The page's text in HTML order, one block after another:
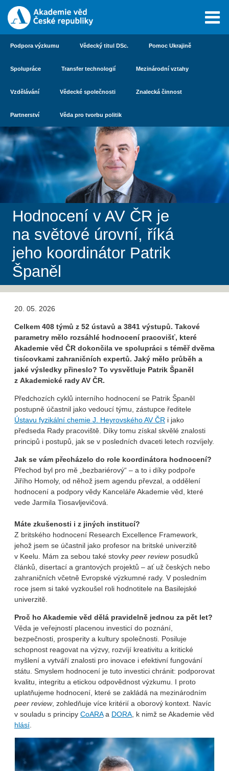
Podpora výzkumu Vědecký titul DSc. Pomoc Ukrajině
Spolupráce Transfer technologií Mezinárodní vztahy
Vzdělávání Vědecké společnosti Znalecká činnost
Partnerství Věda pro tvorbu politik
Hodnocení v AV ČR je
na světové úrovní, říká
jeho koordinátor Patrik
Španěl
20. 05. 2026
Celkem 408 týmů z 52 ústavů a 3841 výstupů. Takové
parametry mělo rozsáhlé hodnocení pracovišť, které
Akademie věd ČR dokončila ve spolupráci s téměř dvěma
tisícovkami zahraničních expertů. Jaký mělo průběh a
jaké výsledky přineslo? To vysvětluje Patrik Španěl
z Akademické rady AV ČR.
Předchozích cyklů interního hodnocení se Patrik Španěl
postupně účastnil jako vedoucí týmu, zástupce ředitele
Ústavu fyzikální chemie J. Heyrovského AV ČR i jako
předseda Rady pracoviště. Díky tomu získal skvělé znalosti
principů i postupů, jak se v posledních dvaceti letech rozvíjely.
Jak se vám přecházelo do role koordinátora hodnocení?
Přechod byl pro mě „bezbariérový“ – a to i díky podpoře
Jiřího Homoly, od něhož jsem agendu převzal, a oddělení
hodnocení a podpory vědy Kanceláře Akademie věd, které
vede Jarmila Tiosavljevičová.
Máte zkušenosti i z jiných institucí?
Z britského hodnocení Research Excellence Framework,
jehož jsem se účastnil jako profesor na britské univerzitě
v Keelu. Mám za sebou také stovky peer reviewposudků
článků, disertací a grantových projektů – ať už českých nebo
zahraničních včetně Evropské výzkumné rady. V posledním
roce jsem si také vyzkoušel roli hodnotitele na Basilejské
univerzitě.
Proč ho Akademie věd dělá pravidelně jednou za pět let?
Věda je veřejností placenou investicí do poznání,
bezpečnosti, prosperity a kultury společnosti. Posiluje
schopnost reagovat na výzvy, rozvíjí kreativitu a kritické
myšlení a vytváří znalosti pro inovace i efektivní fungování
státu. Smyslem hodnocení je tuto investici chránit: podporovat
kvalitu, integritu a etickou odpovědnost výzkumu. I proto
uplatňujeme hodnocení, které se zakládá na mezinárodním
peer review, zohledňuje více kritérií a oborový kontext. Navíc
v souladu s principy CoARAa DORA, k nimž se Akademie věd
hlásí.